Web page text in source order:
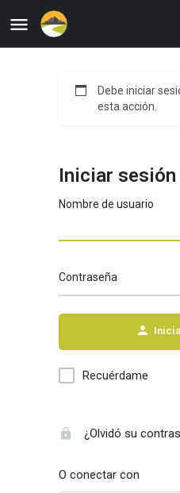
Debe iniciar
esta acción.
Iniciar sesión
Nombre de usuario
Contraseña
Recuérdame
¿Olvidó su
O conectar con